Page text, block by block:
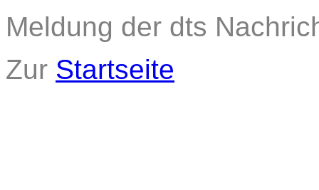
Meldung der dts
Zur Startseite